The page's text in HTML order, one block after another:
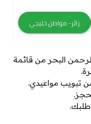
البحر من قائمة
تبويب مواعيدي.
طلبك.